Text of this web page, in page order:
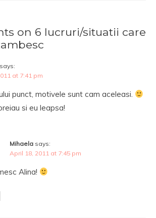
on 6 lucruri/situatii care
says:
at 7:41 pm
punct, motivele sunt cam aceleasi.
si eu leapsa!
Mihaela says:
April 18, 2011 at 7:45 pm
Alina!